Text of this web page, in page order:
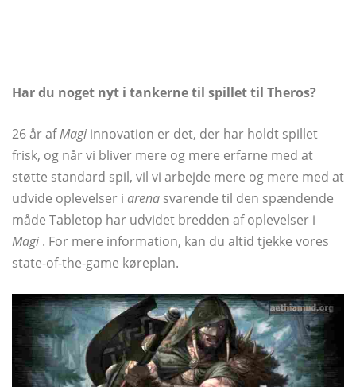
Har du noget nyt i tankerne til spillet til Theros?
26 år afMagi innovation er det, der har holdt spillet
frisk, og når vi bliver mere og mere erfarne med at
støtte standard spil, vil vi arbejde mere og mere med at
udvide oplevelser i arena svarende til den spændende
måde Tabletop har udvidet bredden af ​​oplevelser i
Magi . For mere information, kan du altid tjekke vores
state-of-the-game køreplan.